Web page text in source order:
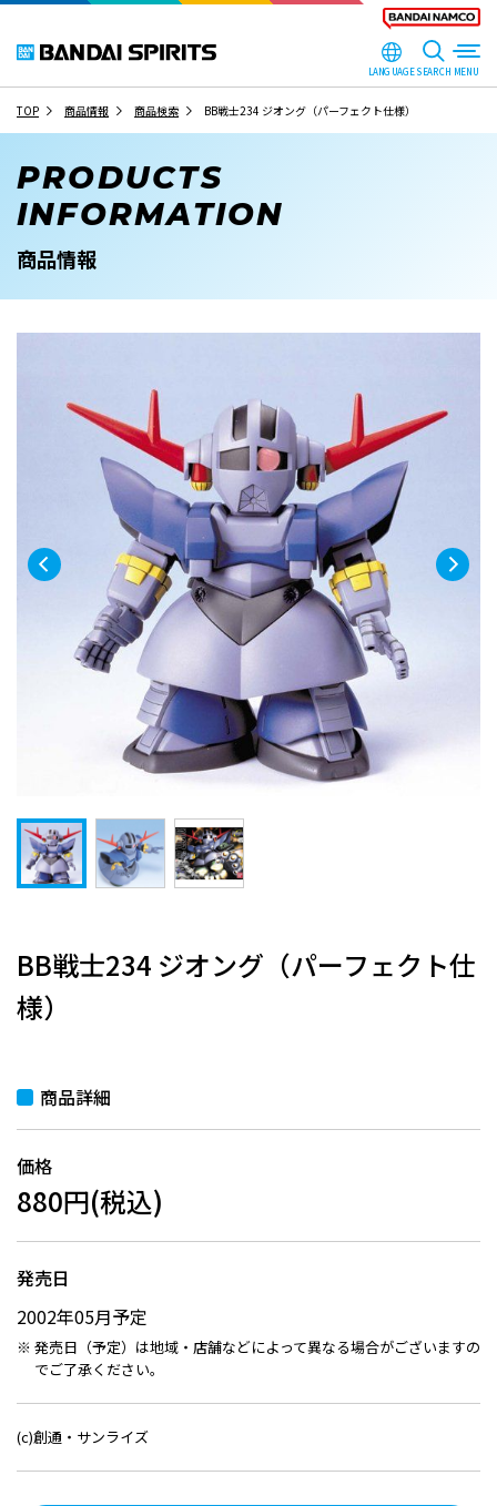
LANGUAGESEARCH
TOP 商品情報 商品検索 BB戦士234 ジオング（パーフェクト仕様）
PRODUCTS
INFORMATION
商品情報
BB戦士234 ジオング（パーフェクト仕
様）
商品詳細
価格
880円(税込)
発売日
2002年05月予定
発売日（予定）は地域・店舗などによって異なる場合がございますの
でご了承ください。
(c)創通・サンライズ